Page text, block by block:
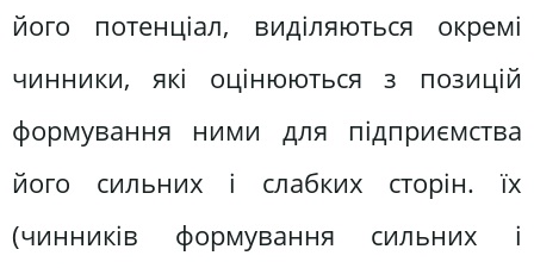
його потенціал, виділяються окремі
чинники, які оцінюються з позицій
формування ними для підприємства
його сильних і слабких сторін. їх
(чинників формування сильних і